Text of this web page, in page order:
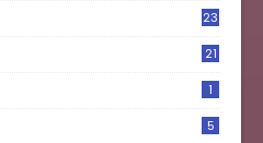
23
21
1
5